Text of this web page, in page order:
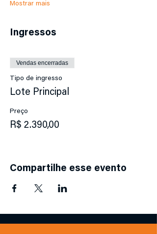
Mostrar mais
Ingressos
Vendas encerradas
Tipo de ingresso
Lote Principal
Preço
R$ 2.390,00
Compartilhe esse evento